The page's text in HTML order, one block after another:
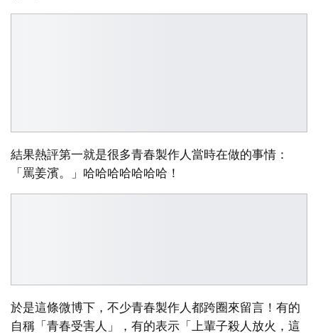
結果熱評第一就是很多青春製作人當時在做的事情：
「罵姜濱。」哈哈哈哈哈哈哈！
於是這條微博下，不少青春製作人都跨圈來留言！有的
自稱「青春受害人」，有的表示「上輩子殺人放火，這